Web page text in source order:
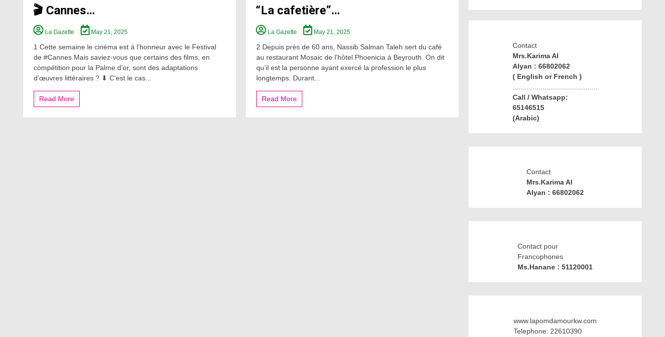
🎬 Cannes…
La Gazette May 21, 2025
1 Cette semaine le cinéma est à l’honneur avec le Festival
de #Cannes.Mais saviez-vous que certains des films, en
compétition pour la Palme d’or, sont des adaptations
d’œuvres littéraires ? ⬇ C’est le cas...
Read More
“La cafetière”…
La Gazette May 21, 2025
2 Depuis près de 60 ans, Nassib Salman Taleh sert du café
au restaurant Mosaic de l’hôtel Phoenicia à Beyrouth. On dit
qu’il est la personne ayant exercé la profession le plus
longtemps. Durant...
Read More
Contact
Mrs.Karima Al
Alyan : 66802062
( English or French )
...........................................
Call / Whatsapp:
65146515
(Arabic)
Contact
Mrs.Karima Al
Alyan : 66802062
Contact pour
Francophones
Ms.Hanane : 51120001
www.lapomdamourkw.com
Telephone: 22610390